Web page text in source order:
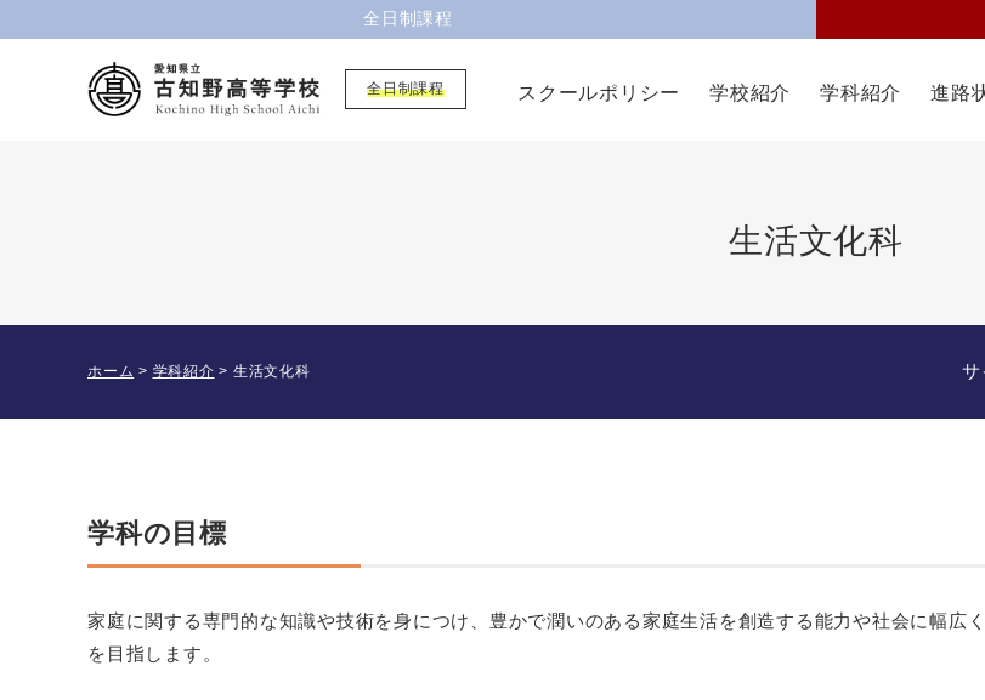
全日制課程
全日制課程 スクールポリシー 学校紹介 学科紹介 進路
生活文化科
ホーム > 学科紹介 > 生活文化科 サ
学科の目標
家庭に関する専門的な知識や技術を身につけ、豊かで潤いのある家庭生活を創造する能力や社会に幅広
を目指します。